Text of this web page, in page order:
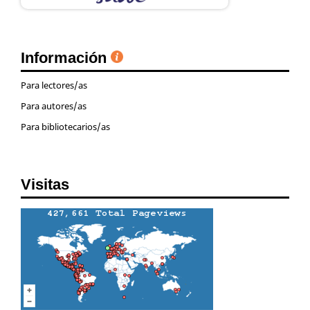
Información
Para lectores/as
Para autores/as
Para bibliotecarios/as
Visitas